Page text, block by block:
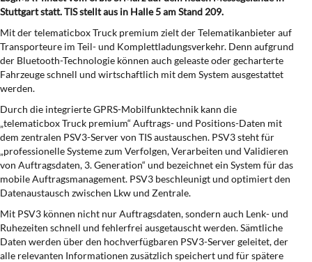
Stuttgart statt. TIS stellt aus in Halle 5 am Stand 209.
Mit der telematicbox Truck premium zielt der Telematikanbieter auf
Transporteure im Teil- und Komplettladungsverkehr. Denn aufgrund
der Bluetooth-Technologie können auch geleaste oder gecharterte
Fahrzeuge schnell und wirtschaftlich mit dem System ausgestattet
werden.
Durch die integrierte GPRS-Mobilfunktechnik kann die
„telematicbox Truck premium“ Auftrags- und Positions-Daten mit
dem zentralen PSV3-Server von TIS austauschen. PSV3 steht für
„professionelle Systeme zum Verfolgen, Verarbeiten und Validieren
von Auftragsdaten, 3. Generation“ und bezeichnet ein System für das
mobile Auftragsmanagement. PSV3 beschleunigt und optimiert den
Datenaustausch zwischen Lkw und Zentrale.
Mit PSV3 können nicht nur Auftragsdaten, sondern auch Lenk- und
Ruhezeiten schnell und fehlerfrei ausgetauscht werden. Sämtliche
Daten werden über den hochverfügbaren PSV3-Server geleitet, der
alle relevanten Informationen zusätzlich speichert und für spätere